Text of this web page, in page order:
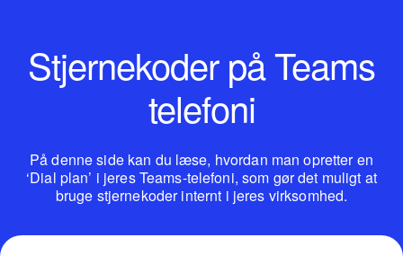
Stjernekoder på Teams
telefoni
På denne side kan du læse, hvordan man opretter en
‘Dial plan’ i jeres Teams-telefoni, som gør det muligt at
bruge stjernekoder internt i jeres virksomhed.